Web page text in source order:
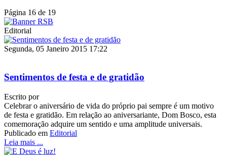
Página 16 de 19
Editorial
Segunda, 05 Janeiro 2015 17:22
Sentimentos de festa e de gratidão
Escrito por
Celebrar o aniversário de vida do próprio pai sempre é um motivo
de festa e gratidão. Em relação ao aniversariante, Dom Bosco, esta
comemoração adquire um sentido e uma amplitude universais.
Publicado em Editorial
Leia mais ...